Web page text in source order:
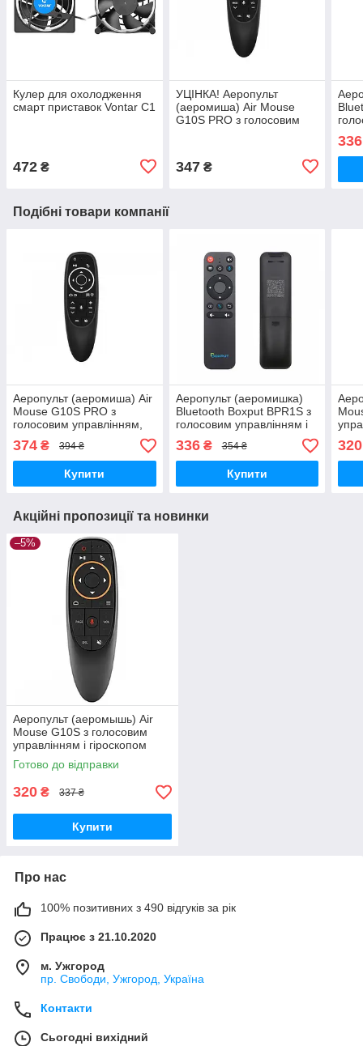
Кулер для охолодження
смарт приставок Vontar C1
472 ₴
УЦІНКА! Аеропульт
(аеромиша) Air Mouse
G10S PRO з голосовим
347₴
336
Подібні товари компанії
Аеропульт (аеромиша) Air
Mouse G10S PRO з
голосовим управлінням,
підсвічуванням і
гіроскопом
374 ₴ 394 ₴
Купити
Аеропульт (аеромишка)
Bluetooth Boxput BPR1S з
голосовим управлінням і
гіроскопом
336₴ 354 ₴
Купити
320
Акційні пропозиції та новинки
–5%
Аеропульт (аеромышь) Air
Mouse G10S з голосовим
управлінням і гіроскопом
Готово до відправки
320 ₴ 337 ₴
Купити
Про нас
100% позитивних з 490 відгуків за рік
Працює з 21.10.2020
м. Ужгород
пр. Свободи, Ужгород, Україна
Контакти
Сьогодні вихідний